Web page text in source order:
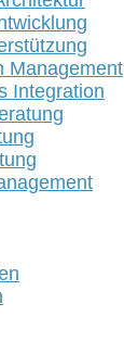
Management
Integration